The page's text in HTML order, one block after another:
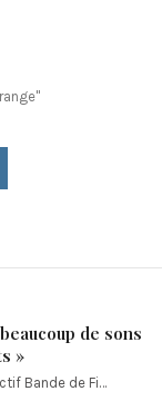
de sons
»
Bande de Fi…